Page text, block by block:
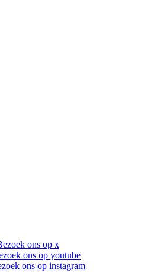
ons op x
ons op youtube
ons op instagram